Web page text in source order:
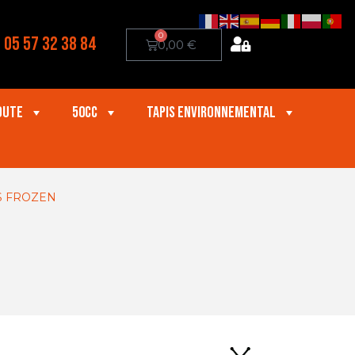
05 57 32 38 84 0,00 €
0
50cc Tapis Environnemental
FROZEN